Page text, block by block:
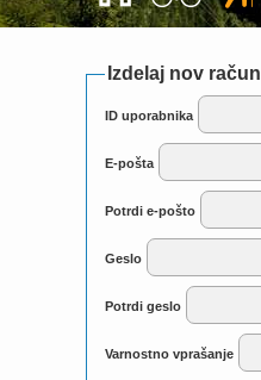
Izdelaj nov račun
ID uporabnika
E-pošta
Potrdi e-pošto
Geslo
Potrdi geslo
Varnostno vprašanje